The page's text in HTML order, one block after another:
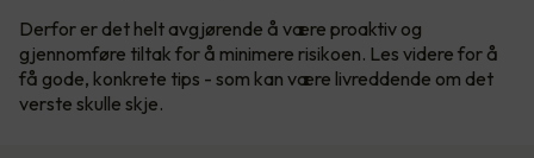
Derfor er det helt avgjørende å være proaktiv og
gjennomføre tiltak for å minimere risikoen. Les videre for å
få gode, konkrete tips - som kan være livreddende om det
verste skulle skje.